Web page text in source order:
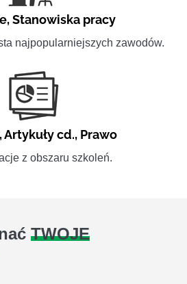
,Stanowiska pracy
najpopularniejszych zawodów.
,Artykuły cd., Prawo
z obszaru szkoleń.
TWOJE